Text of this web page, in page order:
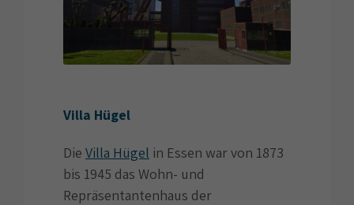
Villa Hügel
Die Villa Hügel in Essen war von 1873
bis 1945 das Wohn- und
Repräsentantenhaus der